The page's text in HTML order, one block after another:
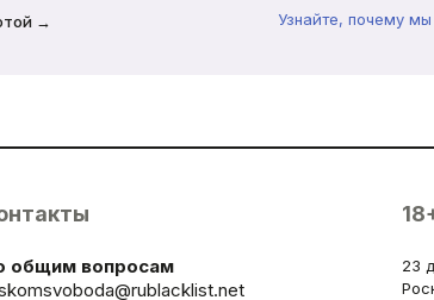
→ Узнайте, почему
общим вопросам
23